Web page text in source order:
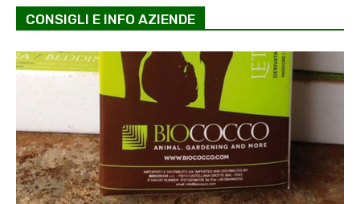
CONSIGLI E INFO AZIENDE